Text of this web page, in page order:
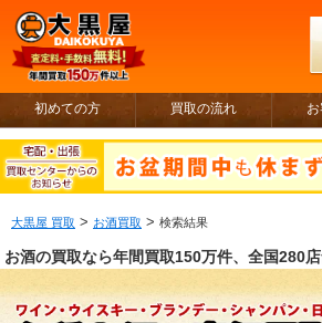
初めての方 買取の流れ
大黒屋 買取 > お酒買取 > 検索結果
お酒の買取なら年間買取150万件、全国280